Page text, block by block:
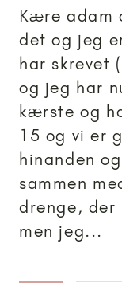
Kære adam
det og jeg
har skrevet
og jeg har
kærste og
15 og vi er
hinanden
sammen
drenge, der
men jeg...